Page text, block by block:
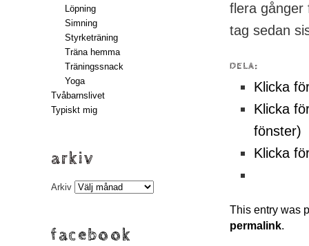
flera gånger
tag sedan
DELA:
Klicka
Klicka
fönster)
Klicka
This entry was
permalink.
Löpning
Simning
Styrketräning
Träna hemma
Träningssnack
Yoga
Tvåbarnslivet
Typiskt mig
arkiv
Arkiv
facebook